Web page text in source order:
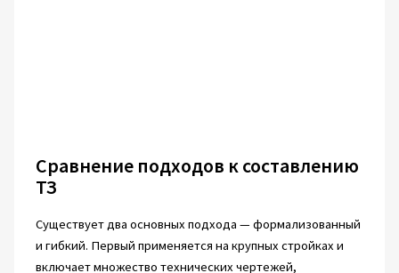
Сравнение подходов к составлению
ТЗ
Существует два основных подхода — формализованный
и гибкий. Первый применяется на крупных стройках и
включает множество технических чертежей,